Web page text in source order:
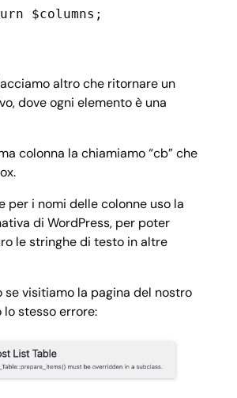
altro che ritornare un
dove ogni elemento è una
colonna la chiamiamo “cb” che
per i nomi delle colonne uso la
di WordPress, per poter
le stringhe di testo in altre
se visitiamo la pagina del nostro
stesso errore: